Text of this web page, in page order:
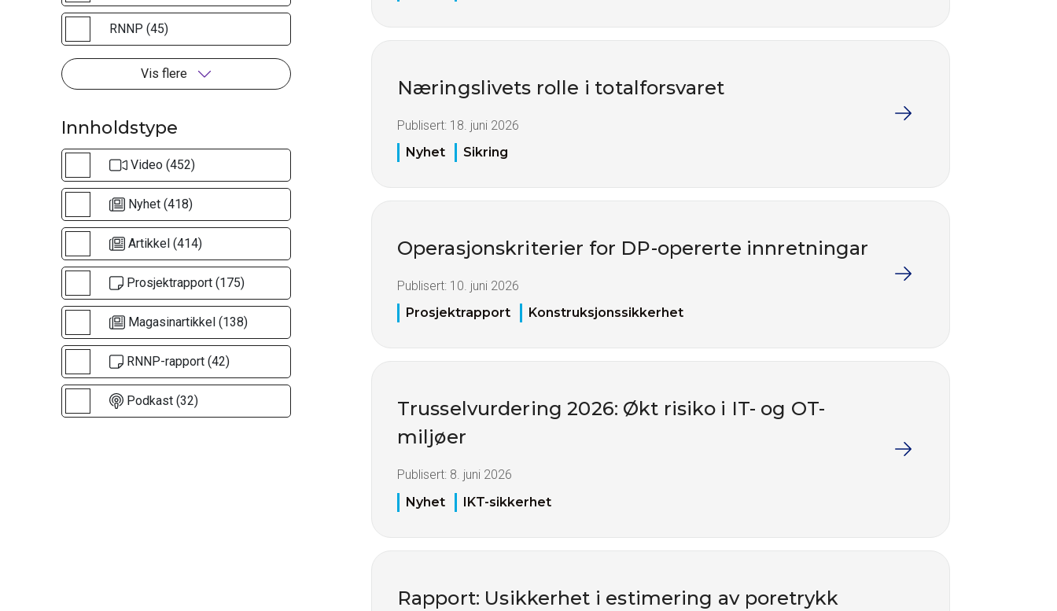
RNNP (45)
Vis flere
Innholdstype
Video (452)
Nyhet (418)
Artikkel (414)
Prosjektrapport (175)
Magasinartikkel (138)
RNNP-rapport (42)
Podkast (32)
Næringslivets rolle i totalforsvaret
Publisert: 18. juni 2026
Nyhet
Sikring
Operasjonskriterier for DP-opererte innretningar
Publisert: 10. juni 2026
Prosjektrapport
Konstruksjonssikkerhet
Trusselvurdering 2026: Økt risiko i IT- og OT-
miljøer
Publisert: 8. juni 2026
Nyhet
IKT-sikkerhet
Rapport: Usikkerhet i estimering av poretrykk